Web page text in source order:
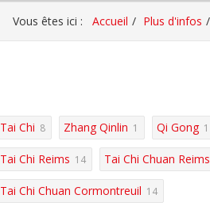
Vous êtes ici : Accueil Plus d'infos
Tai Chi 8 Zhang Qinlin 1 Qi Gong 1
Tai Chi Reims 14 Tai Chi Chuan Reims
Tai Chi Chuan Cormontreuil 14